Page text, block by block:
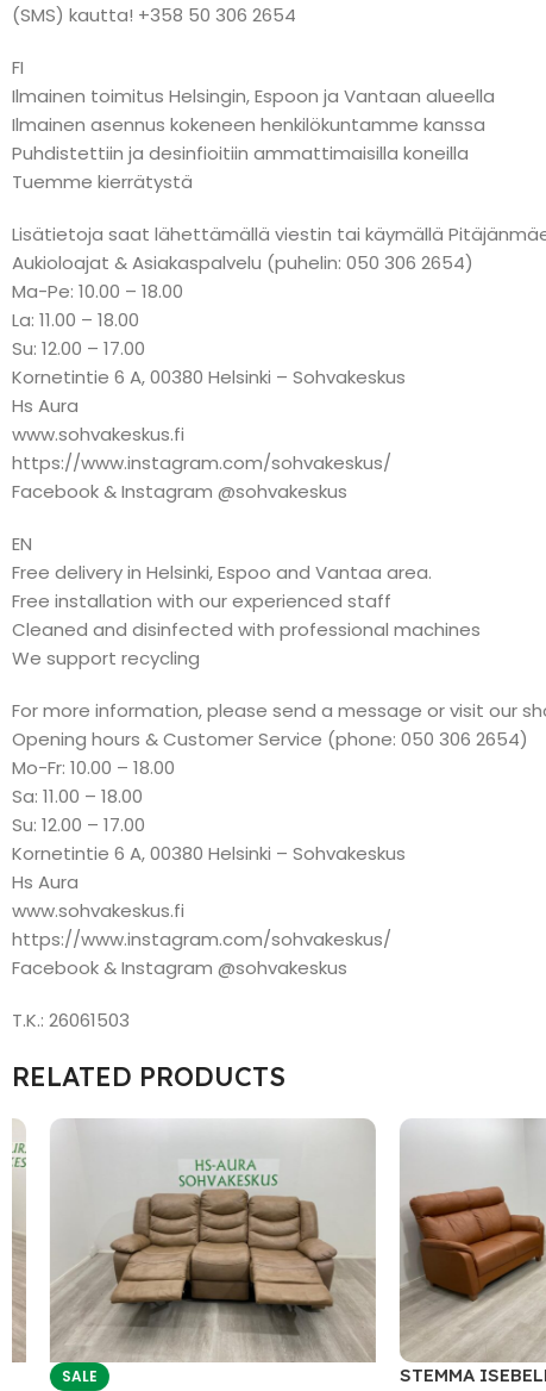
(SMS) kautta! +358 50 306 2654
FI
Ilmainen toimitus Helsingin, Espoon ja Vantaan alueella
Ilmainen asennus kokeneen henkilökuntamme kanssa
Puhdistettiin ja desinfioitiin ammattimaisilla koneilla
Tuemme kierrätystä
Lisätietoja saat lähettämällä viestin tai käymällä
Aukioloajat & Asiakaspalvelu (puhelin: 050 306 2654)
Ma-Pe: 10.00 – 18.00
La: 11.00 – 18.00
Su: 12.00 – 17.00
Kornetintie 6 A, 00380 Helsinki – Sohvakeskus
Hs Aura
www.sohvakeskus.fi
https://www.instagram.com/sohvakeskus/
Facebook & Instagram @sohvakeskus
EN
Free delivery in Helsinki, Espoo and Vantaa area.
Free installation with our experienced staff
Cleaned and disinfected with professional machines
We support recycling
For more information, please send a message or visit our
Opening hours & Customer Service (phone: 050 306 2654)
Mo-Fr: 10.00 – 18.00
Sa: 11.00 – 18.00
Su: 12.00 – 17.00
Kornetintie 6 A, 00380 Helsinki – Sohvakeskus
Hs Aura
www.sohvakeskus.fi
https://www.instagram.com/sohvakeskus/
Facebook & Instagram @sohvakeskus
T.K.: 26061503
RELATED PRODUCTS
SALE
STEMMA